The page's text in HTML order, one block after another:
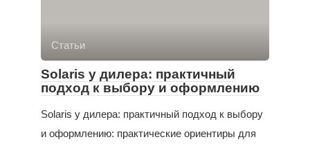
Статьи
Solaris у дилера: практичный
подход к выбору и оформлению
Solaris у дилера: практичный подход к выбору
и оформлению: практические ориентиры для